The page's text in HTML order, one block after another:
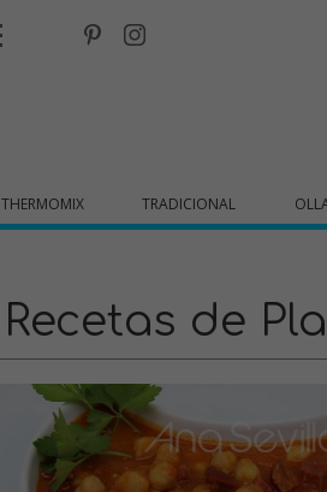
THERMOMIX TRADICIONAL
Recetas de